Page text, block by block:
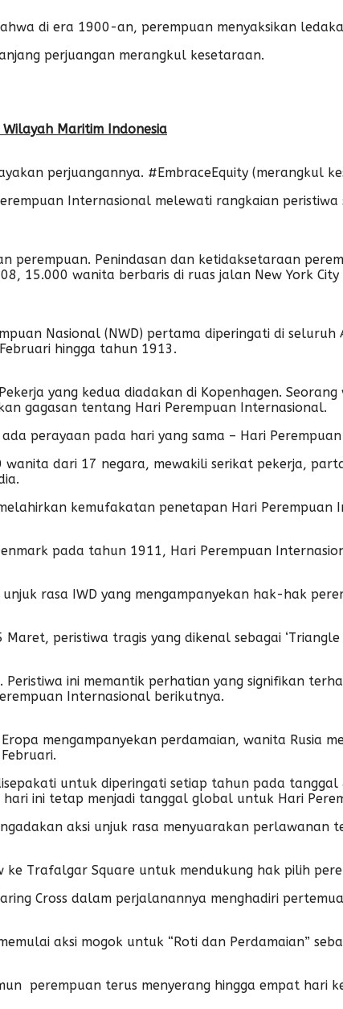
di era 1900-an, perempuan menyaksikan
perjuangan merangkul kesetaraan.
Maritim Indonesia
perjuangannya. #EmbraceEquity (merangkul
Internasional melewati rangkaian
perempuan. Penindasan dan ketidaksetaraan
15.000 wanita berbaris di ruas jalan New York
Nasional (NWD) pertama diperingati di
hingga tahun 1913.
yang kedua diadakan di Kopenhagen.
gagasan tentang Hari Perempuan Internasional.
perayaan pada hari yang sama – Hari
dari 17 negara, mewakili serikat pekerja,
kemufakatan penetapan Hari Perempuan
pada tahun 1911, Hari Perempuan
rasa IWD yang mengampanyekan hak-hak
peristiwa tragis yang dikenal sebagai
ini memantik perhatian yang signifikan
Internasional berikutnya.
mengampanyekan perdamaian, wanita Rusia
untuk diperingati setiap tahun pada
ini tetap menjadi tanggal global untuk Hari
aksi unjuk rasa menyuarakan perlawanan
ke Trafalgar Square untuk mendukung hak pilih
Cross dalam perjalanannya menghadiri
aksi mogok untuk “Roti dan Perdamaian”
perempuan terus menyerang hingga empat hari